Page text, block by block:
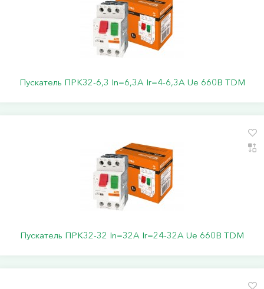
Пускатель ПРК32-6,3 In=6,3A Ir=4-6,3А Ue 660В TDM
Пускатель ПРК32-32 In=32A Ir=24-32A Ue 660В TDM